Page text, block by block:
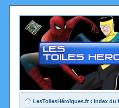
LesToilesHéroïques.fr ‹ Index du